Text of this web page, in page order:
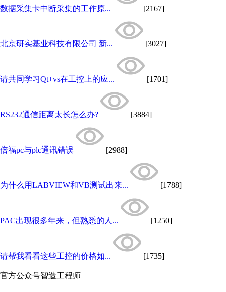
数据采集卡中断采集的工作原... [2167]
北京研实基业科技有限公司 新... [3027]
请共同学习Qt+vs在工控上的应... [1701]
RS232通信距离太长怎么办? [3884]
倍福pc与plc通讯错误 [2988]
为什么用LABVIEW和VB测试出来... [1788]
PAC出现很多年来，但熟悉的人... [1250]
请帮我看看这些工控的价格如... [1735]
官方公众号智造工程师